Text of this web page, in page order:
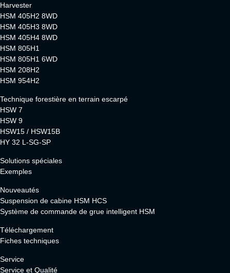
Harvester
HSM 405H2 8WD
HSM 405H3 8WD
HSM 405H4 8WD
HSM 805H1
HSM 805H1 6WD
HSM 208H2
HSM 954H2
Technique forestière en terrain escarpé
HSW 7
HSW 9
HSW15 / HSW15B
HY 32 L-SG-SP
Solutions spéciales
Exemples
Nouveautés
Suspension de cabine HSM HCS
Système de commande de grue intelligent HSM
Téléchargement
Fiches techniques
Service
Service et Qualité